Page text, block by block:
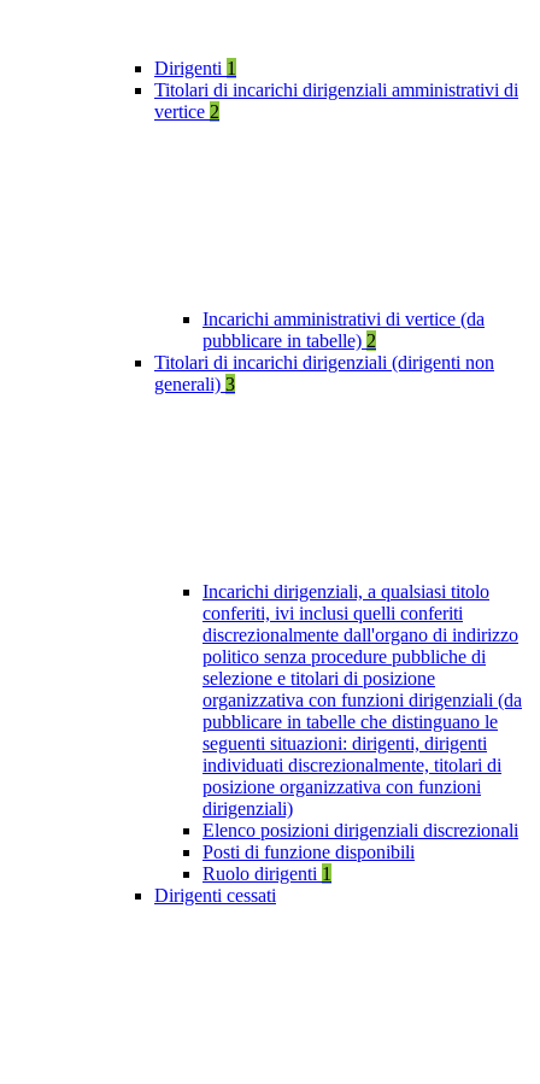
Dirigenti 1
Titolari di incarichi dirigenziali amministrativi di
vertice 2
Incarichi amministrativi di vertice (da
pubblicare in tabelle) 2
Titolari di incarichi dirigenziali (dirigenti non
generali) 3
Incarichi dirigenziali, a qualsiasi titolo
conferiti, ivi inclusi quelli conferiti
discrezionalmente dall'organo di indirizzo
politico senza procedure pubbliche di
selezione e titolari di posizione
organizzativa con funzioni dirigenziali (da
pubblicare in tabelle che distinguano le
seguenti situazioni: dirigenti, dirigenti
individuati discrezionalmente, titolari di
posizione organizzativa con funzioni
dirigenziali)
Elenco posizioni dirigenziali discrezionali
Posti di funzione disponibili
Ruolo dirigenti 1
Dirigenti cessati